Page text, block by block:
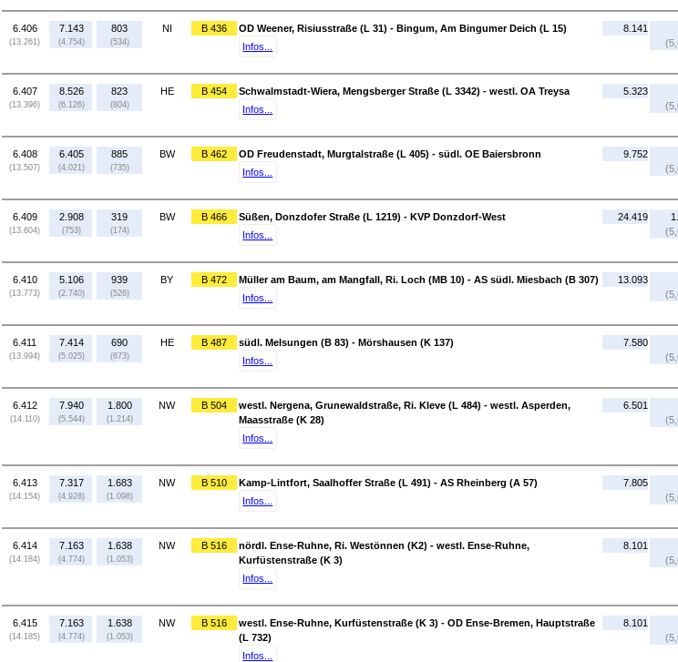
6.406
(13.261)
7.143
(4.754)
803
(534)
NI B 436
OD Weener, Risiusstraße (L 31) - Bingum, Am Bingumer Deich (L 15)
Infos...
8.141
6.407
(13.396)
8.526
(6.126)
823
(804)
HE B 454
Schwalmstadt-Wiera, Mengsberger Straße (L 3342) - westl. OA Treysa
Infos...
5.323
6.408
(13.507)
6.405
(4.021)
885
(735)
BW B 462
OD Freudenstadt, Murgtalstraße (L 405) - südl. OE Baiersbronn
Infos...
9.752
6.409
(13.604)
2.908
(753)
319
(174)
BW B 466
Süßen, Donzdofer Straße (L 1219) - KVP Donzdorf-West
Infos...
24.419
6.410
(13.773)
5.106
(2.740)
939
(526)
BY B 472
Müller am Baum, am Mangfall, Ri. Loch (MB 10) - AS südl. Miesbach (B 307)
Infos...
13.093
6.411
(13.994)
7.414
(5.025)
690
(673)
HE B 487
südl. Melsungen (B 83) - Mörshausen (K 137)
Infos...
7.580
6.412
(14.110)
7.940
(5.544)
1.800
(1.214)
NW B 504
westl. Nergena, Grunewaldstraße, Ri. Kleve (L 484) - westl. Asperden,
Maasstraße (K 28)
Infos...
6.501
6.413
(14.154)
7.317
(4.928)
1.683
(1.098)
NW B 510
Kamp-Lintfort, Saalhoffer Straße (L 491) - AS Rheinberg (A 57)
Infos...
7.805
6.414
(14.184)
7.163
(4.774)
1.638
(1.053)
NW B 516
nördl. Ense-Ruhne, Ri. Westönnen (K2) - westl. Ense-Ruhne,
Kurfüstenstraße (K 3)
Infos...
8.101
6.415
(14.185)
7.163
(4.774)
1.638
(1.053)
NW B 516
westl. Ense-Ruhne, Kurfüstenstraße (K 3) - OD Ense-Bremen, Hauptstraße
(L 732)
Infos...
8.101